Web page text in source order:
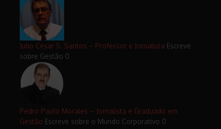
Julio Cesar S. Santos – Professor e Jornalista Escreve
sobre Gestão 0
Pedro Paulo Morales – Jornalista e Graduado em
Gestão Escreve sobre o Mundo Corporativo 0